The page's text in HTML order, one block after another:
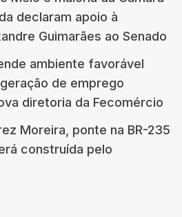
declaram apoio à
Guimarães ao Senado
ambiente favorável
de emprego
diretoria da Fecomércio
Moreira, ponte na BR-235
construída pelo